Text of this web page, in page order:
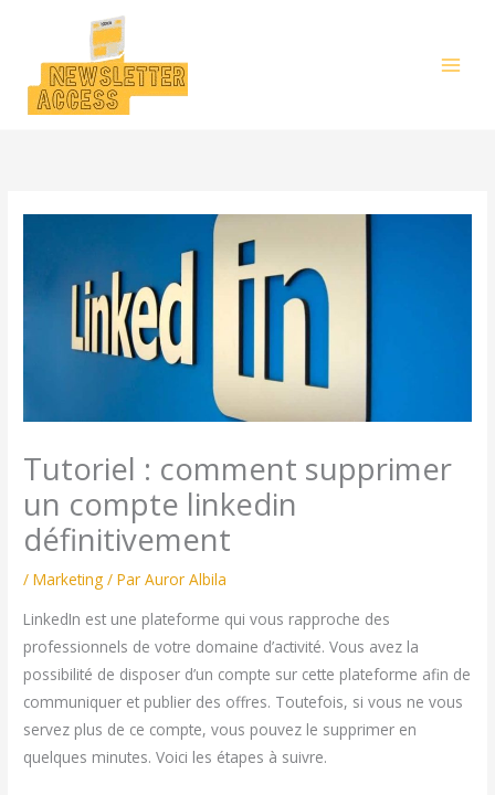
contenu
Tutoriel : comment supprimer
un compte linkedin
définitivement
/Marketing / ParAuror Albila
LinkedIn est une plateforme qui vous rapproche des
professionnels de votre domaine d’activité. Vous avez la
possibilité de disposer d’un compte sur cette plateforme afin de
communiquer et publier des offres. Toutefois, si vous ne vous
servez plus de ce compte, vous pouvez le supprimer en
quelques minutes. Voici les étapes à suivre.